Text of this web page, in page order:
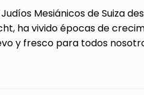
Mesiánicos de Suiza
ha vivido épocas de
y fresco para todos